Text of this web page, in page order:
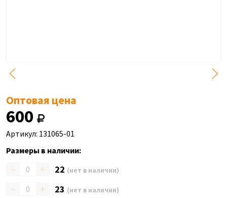
Оптовая цена
600
Артикул: 131065-01
Размеры в наличии:
– + 22 (нет в наличии)
– + 23 (нет в наличии)